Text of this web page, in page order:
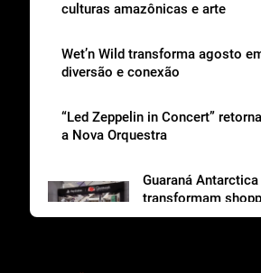
culturas amazônicas e arte
Wet’n Wild transforma agosto
diversão e conexão
“Led Zeppelin in Concert”
a Nova Orquestra
Guaraná
transformam
gamer gratuita